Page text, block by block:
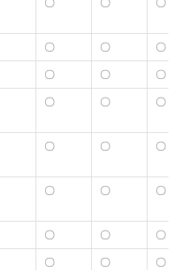
〇 〇 〇
〇 〇 〇
〇 〇 〇
〇 〇 〇
〇 〇 〇
〇 〇 〇
〇 〇 〇
〇 〇 〇